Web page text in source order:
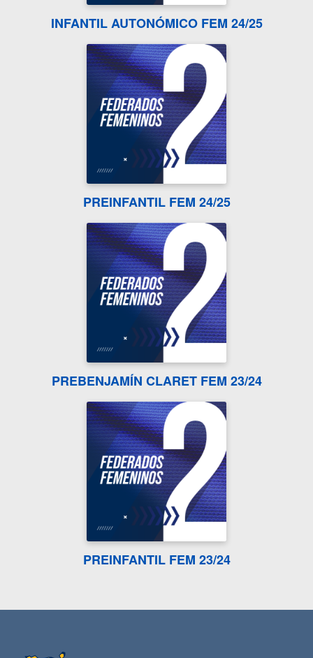
INFANTIL AUTONÓMICO FEM 24/25
PREINFANTIL FEM 24/25
PREBENJAMÍN CLARET FEM 23/24
PREINFANTIL FEM 23/24